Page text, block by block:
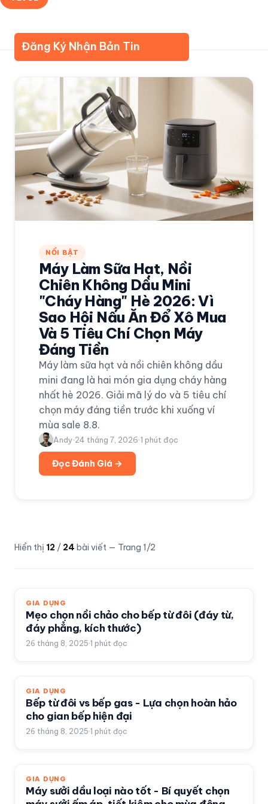
Đăng Ký Nhận Bản Tin
NỔI BẬT
Máy Làm Sữa Hạt, Nồi
Chiên Không Dầu Mini
"Cháy Hàng" Hè 2026: Vì
Sao Hội Nấu Ăn Đổ Xô Mua
Và 5 Tiêu Chí Chọn Máy
Đáng Tiền
Máy làm sữa hạt và nồi chiên không dầu
mini đang là hai món gia dụng cháy hàng
nhất hè 2026. Giải mã lý do và 5 tiêu chí
chọn máy đáng tiền trước khi xuống ví
mùa sale 8.8.
Andy 24 tháng 7, 2026 1 phút đọc
Đọc Đánh Giá →
Hiển thị 12 / 24 bài viết — Trang 1/2
GIA DỤNG
Mẹo chọn nồi chảo cho bếp từ đôi (đáy từ,
đáy phẳng, kích thước)
26 tháng 8, 2025 1 phút đọc
GIA DỤNG
Bếp từ đôi vs bếp gas - Lựa chọn hoàn hảo
cho gian bếp hiện đại
26 tháng 8, 2025 1 phút đọc
GIA DỤNG
Máy sưởi dầu loại nào tốt - Bí quyết chọn